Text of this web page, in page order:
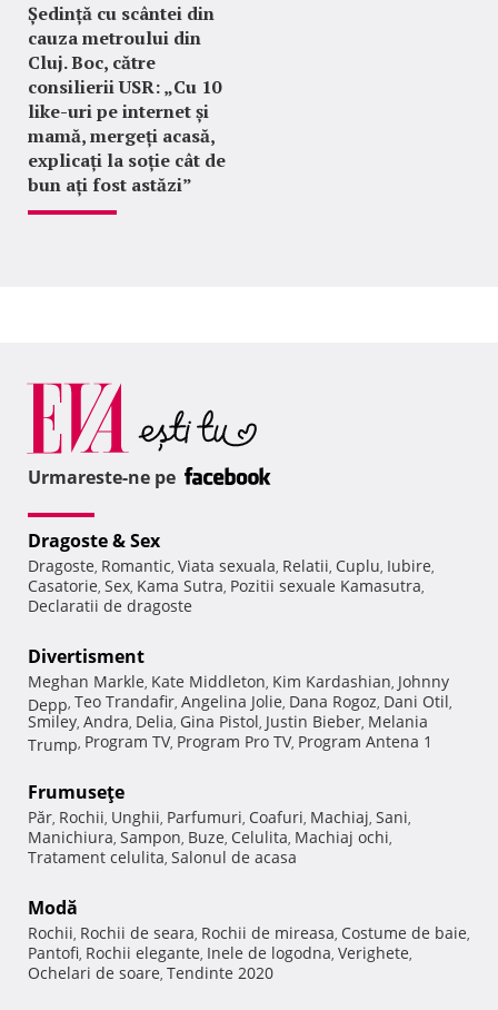
Ședință cu scântei din
cauza metroului din
Cluj. Boc, către
consilierii USR: „Cu 10
like-uri pe internet și
mamă, mergeți acasă,
explicați la soție cât de
bun ați fost astăzi”
Urmareste-ne pe
Dragoste & Sex
Dragoste, Romantic, Viata sexuala, Relatii, Cuplu, Iubire,
Casatorie, Sex, Kama Sutra, Pozitii sexuale Kamasutra,
Declaratii de dragoste
Divertisment
Meghan Markle, Kate Middleton, Kim Kardashian, Johnny
Depp, Teo Trandafir, Angelina Jolie, Dana Rogoz, Dani Otil,
Smiley, Andra, Delia, Gina Pistol, Justin Bieber, Melania
Trump, Program TV, Program Pro TV, Program Antena 1
Frumuseţe
Păr, Rochii, Unghii, Parfumuri, Coafuri, Machiaj, Sani,
Manichiura, Sampon, Buze, Celulita, Machiaj ochi,
Tratament celulita, Salonul de acasa
Modă
Rochii, Rochii de seara, Rochii de mireasa, Costume de baie,
Pantofi, Rochii elegante, Inele de logodna, Verighete,
Ochelari de soare, Tendinte 2020